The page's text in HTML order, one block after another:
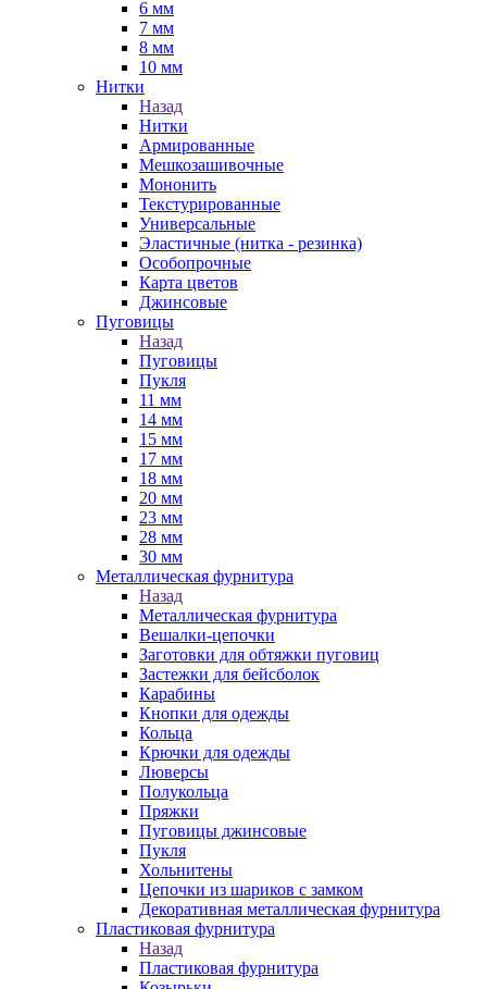
6 мм
7 мм
8 мм
10 мм
Нитки
Назад
Нитки
Армированные
Мешкозашивочные
Мононить
Текстурированные
Универсальные
Эластичные (нитка - резинка)
Особопрочные
Карта цветов
Джинсовые
Пуговицы
Назад
Пуговицы
Пукля
11 мм
14 мм
15 мм
17 мм
18 мм
20 мм
23 мм
28 мм
30 мм
Металлическая фурнитура
Назад
Металлическая фурнитура
Вешалки-цепочки
Заготовки для обтяжки пуговиц
Застежки для бейсболок
Карабины
Кнопки для одежды
Кольца
Крючки для одежды
Люверсы
Полукольца
Пряжки
Пуговицы джинсовые
Пукля
Хольнитены
Цепочки из шариков с замком
Декоративная металлическая фурнитура
Пластиковая фурнитура
Назад
Пластиковая фурнитура